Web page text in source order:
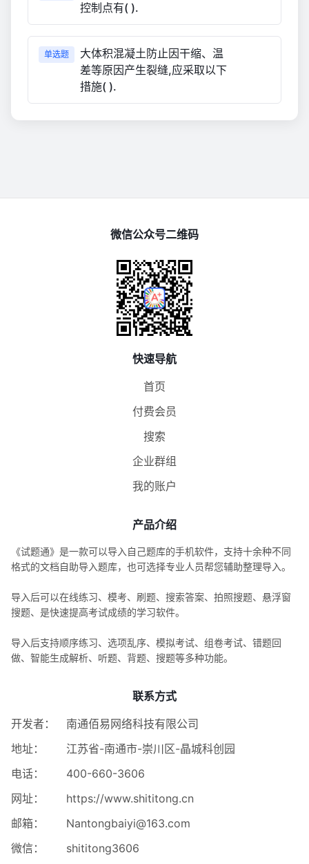
控制点有( ).
单选题
大体积混凝土防止因干缩、温
差等原因产生裂缝,应采取以下
措施( ).
微信公众号二维码
快速导航
首页
付费会员
搜索
企业群组
我的账户
产品介绍
《试题通》是一款可以导入自己题库的手机软件，支持十余种不同
格式的文档自助导入题库，也可选择专业人员帮您辅助整理导入。
导入后可以在线练习、模考、刷题、搜索答案、拍照搜题、悬浮窗
搜题、是快速提高考试成绩的学习软件。
导入后支持顺序练习、选项乱序、模拟考试、组卷考试、错题回
做、智能生成解析、听题、背题、搜题等多种功能。
联系方式
开发者：
南通佰易网络科技有限公司
地址：
江苏省-南通市-崇川区-晶城科创园
电话：
400-660-3606
网址：
https://www.shititong.cn
邮箱：
Nantongbaiyi@163.com
微信：
shititong3606